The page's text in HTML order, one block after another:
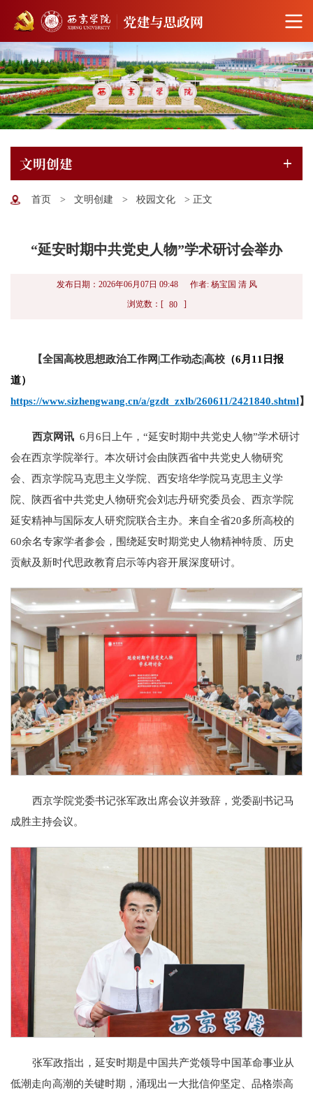
文明创建
首页 > 文明创建 > 校园文化 > 正文
“延安时期中共党史人物”学术研讨会举办
发布日期：2026年06月07日 09:48
作者: 杨宝国 清 风
浏览数：[
80 ]
【全国高校思想政治工作网|工作动态|高校（6月11日报
道）
https://www.sizhengwang.cn/a/gzdt_zxlb/260611/2421840.shtml】
西京网讯 6月6日上午，“延安时期中共党史人物”学术研讨
会在西京学院举行。本次研讨会由陕西省中共党史人物研究
会、西京学院马克思主义学院、西安培华学院马克思主义学
院、陕西省中共党史人物研究会刘志丹研究委员会、西京学院
延安精神与国际友人研究院联合主办。来自全省20多所高校的
60余名专家学者参会，围绕延安时期党史人物精神特质、历史
贡献及新时代思政教育启示等内容开展深度研讨。
西京学院党委书记张军政出席会议并致辞，党委副书记马
成胜主持会议。
张军政指出，延安时期是中国共产党领导中国革命事业从
低潮走向高潮的关键时期，涌现出一大批信仰坚定、品格崇高